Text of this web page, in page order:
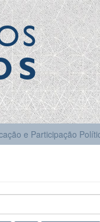
e Participação